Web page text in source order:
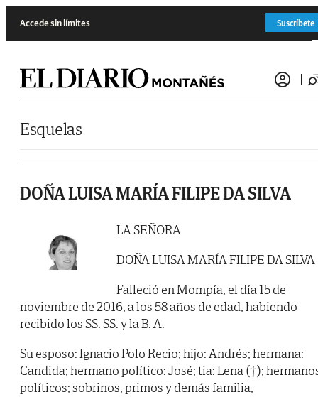
Accede sin límites Suscríbete
Esquelas
DOÑA LUISA MARÍA FILIPE DA SILVA
LA SEÑORA
DOÑA LUISA MARÍA FILIPE DA SILVA
Falleció en Mompía, el día 15 de
noviembre de 2016, a los 58 años de edad, habiendo
recibido los SS. SS. y la B. A.
Su esposo: Ignacio Polo Recio; hijo: Andrés; hermana:
Candida; hermano político: José; tia: Lena (†);
políticos; sobrinos, primos y demás familia,